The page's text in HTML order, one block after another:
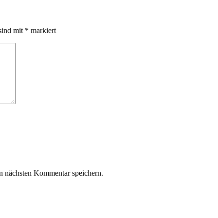
mit * markiert
Kommentar speichern.